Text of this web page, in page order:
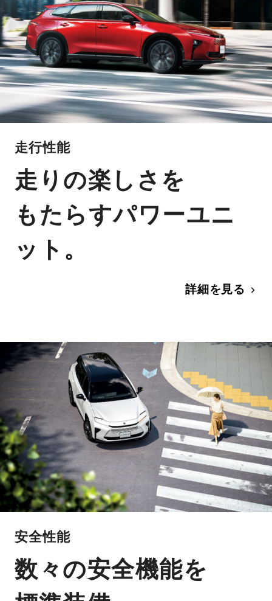
走行性能
走りの楽しさを
もたらすパワーユニ
ット。
詳細を見る
安全性能
数々の安全機能を